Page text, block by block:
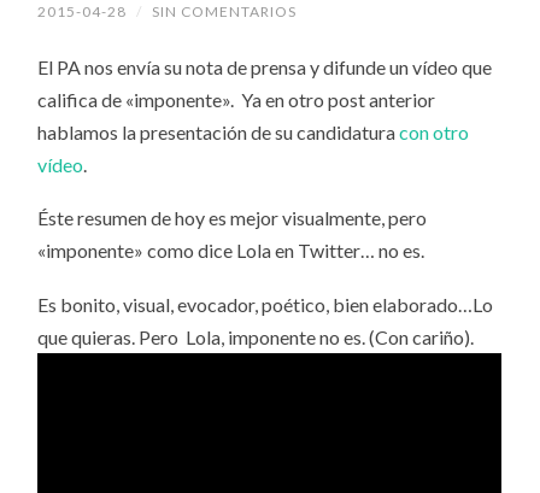
2015-04-28 / SIN COMENTARIOS
El PA nos envía su nota de prensa y difunde un vídeo que
califica de «imponente». Ya en otro post anterior
hablamos la presentación de su candidaturacon otro
vídeo
Éste resumen de hoy es mejor visualmente, pero
«imponente» como dice Lola en Twitter… no es.
Es bonito, visual, evocador, poético, bien elaborado…Lo
que quieras. Pero Lola, imponente no es. (Con cariño).